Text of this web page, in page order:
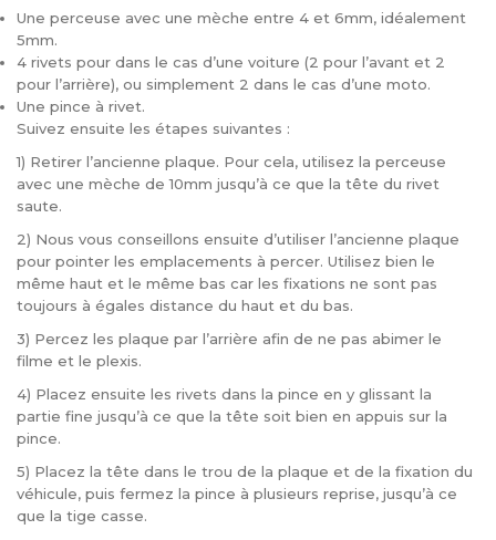
Une perceuse avec une mèche entre 4 et 6mm, idéalement
5mm.
4 rivets pour dans le cas d’une voiture (2 pour l’avant et 2
pour l’arrière), ou simplement 2 dans le cas d’une moto.
Une pince à rivet.
Suivez ensuite les étapes suivantes :
1) Retirer l’ancienne plaque. Pour cela, utilisez la perceuse
avec une mèche de 10mm jusqu’à ce que la tête du rivet
saute.
2) Nous vous conseillons ensuite d’utiliser l’ancienne plaque
pour pointer les emplacements à percer. Utilisez bien le
même haut et le même bas car les fixations ne sont pas
toujours à égales distance du haut et du bas.
3) Percez les plaque par l’arrière afin de ne pas abimer le
filme et le plexis.
4) Placez ensuite les rivets dans la pince en y glissant la
partie fine jusqu’à ce que la tête soit bien en appuis sur la
pince.
5) Placez la tête dans le trou de la plaque et de la fixation du
véhicule, puis fermez la pince à plusieurs reprise, jusqu’à ce
que la tige casse.